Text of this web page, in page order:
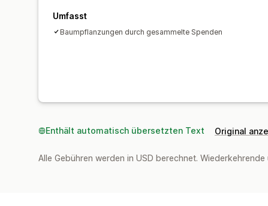
Umfasst
Baumpflanzungen durch gesammelte Spenden
Enthält automatisch übersetzten Text Original
Alle Gebühren werden in USD berechnet.